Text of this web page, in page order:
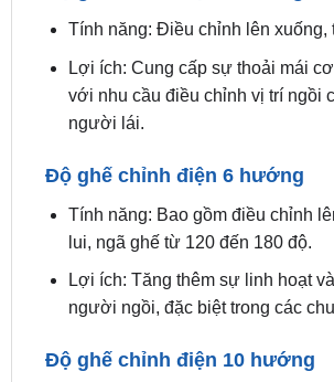
với nhu cầu điều chỉnh vị trí ngồi
người lái.
Độ ghế chỉnh điện 6 hướng
lui, ngã ghế từ 120 đến 180 độ.
Lợi ích: Tăng thêm sự linh hoạt và
người ngồi, đặc biệt trong các
Độ ghế chỉnh điện 10 hướng
và chế độ massage nâng đỡ cột